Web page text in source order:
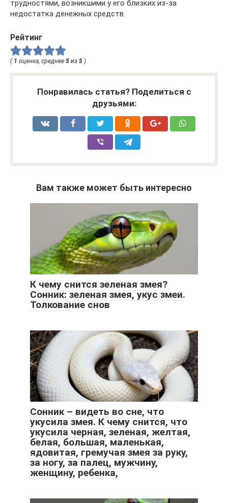
трудностями, возникшими у его близких из-за
недостатка денежных средств.
Рейтинг
( 1 оценка, среднее 5 из 5 )
Понравилась статья? Поделиться с
друзьями:
Вам также может быть интересно
К чему снится зеленая змея?
Сонник: зеленая змея, укус змеи.
Толкование снов
Сонник – видеть во сне, что
укусила змея. К чему снится, что
укусила черная, зеленая, желтая,
белая, большая, маленькая,
ядовитая, гремучая змея за руку,
за ногу, за палец, мужчину,
женщину, ребенка,